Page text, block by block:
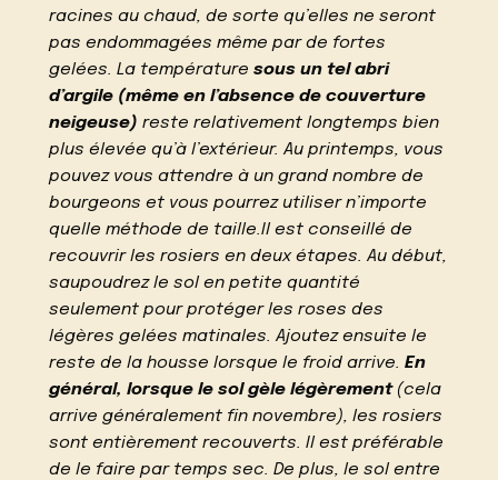
racines au chaud, de sorte qu’elles ne seront
pas endommagées même par de fortes
gelées. La températuresous un tel abri
d’argile (même en l’absence de couverture
neigeuse) reste relativement longtemps bien
plus élevée qu’à l’extérieur. Au printemps, vous
pouvez vous attendre à un grand nombre de
bourgeons et vous pourrez utiliser n’importe
quelle méthode de taille.Il est conseillé de
recouvrir les rosiers en deux étapes. Au début,
saupoudrez le sol en petite quantité
seulement pour protéger les roses des
légères gelées matinales. Ajoutez ensuite le
reste de la housse lorsque le froid arrive.En
général, lorsque le sol gèle légèrement(cela
arrive généralement fin novembre), les rosiers
sont entièrement recouverts. Il est préférable
de le faire par temps sec. De plus, le sol entre